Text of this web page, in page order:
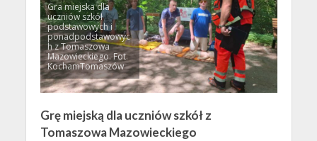
Gra miejska dla
uczniów szkół
podstawowych i
ponadpodstawowyc
h z Tomaszowa
Mazowieckiego. Fot.
KochamTomaszów
Grę miejską dla uczniów szkół z
Tomaszowa Mazowieckiego